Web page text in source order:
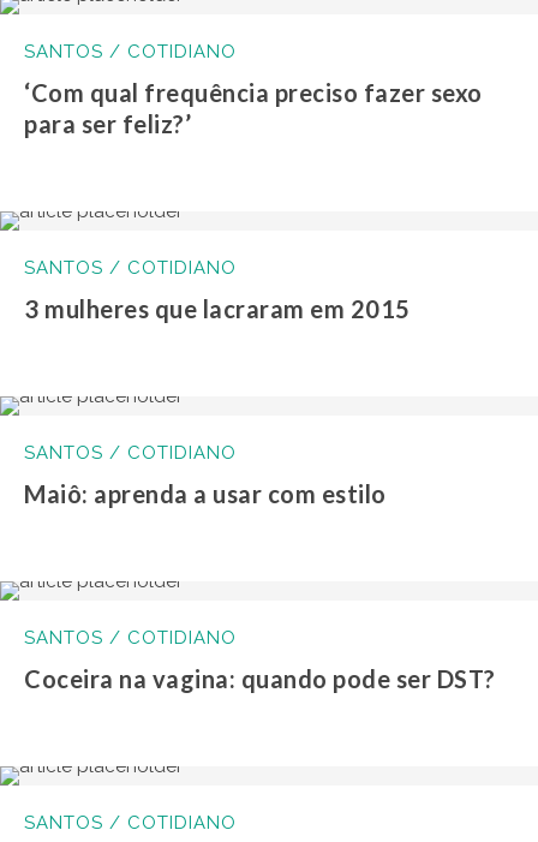
SANTOS / COTIDIANO
‘Com qual frequência preciso fazer sexo
para ser feliz?’
SANTOS / COTIDIANO
3 mulheres que lacraram em 2015
SANTOS / COTIDIANO
Maiô: aprenda a usar com estilo
SANTOS / COTIDIANO
Coceira na vagina: quando pode ser DST?
SANTOS / COTIDIANO